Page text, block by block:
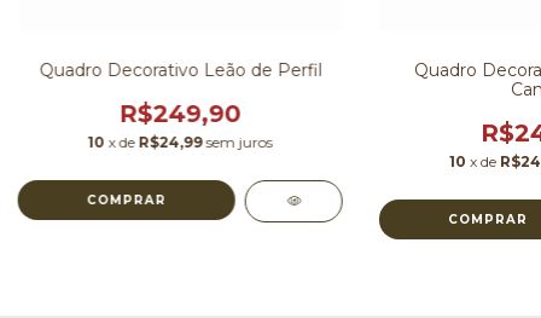
Quadro Decorativo Leão de Perfil
R$249,90
10 x de R$24,99 sem juros
COMPRAR
Quadro
10 x de
COMPRAR